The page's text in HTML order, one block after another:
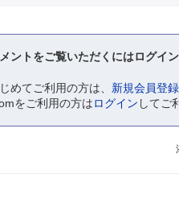
ントをご覧いただくにはログイン
めてご利用の方は、 新規会員登録
をご利用の方はログイン してご